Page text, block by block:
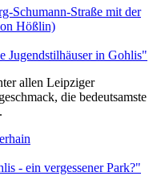
Jugendstilhäuser in Gohlis"
allen Leipziger
die bedeutsamste
- ein vergessener Park?"